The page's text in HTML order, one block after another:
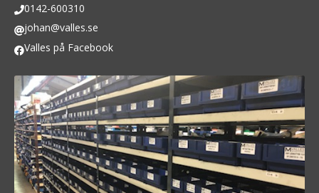
0142-600310
johan@valles.se
Valles på Facebook